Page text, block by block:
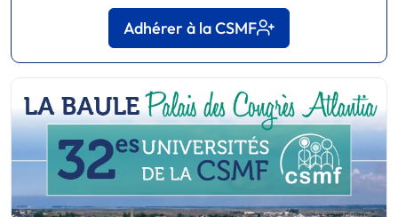
Adhérer à la CSMF